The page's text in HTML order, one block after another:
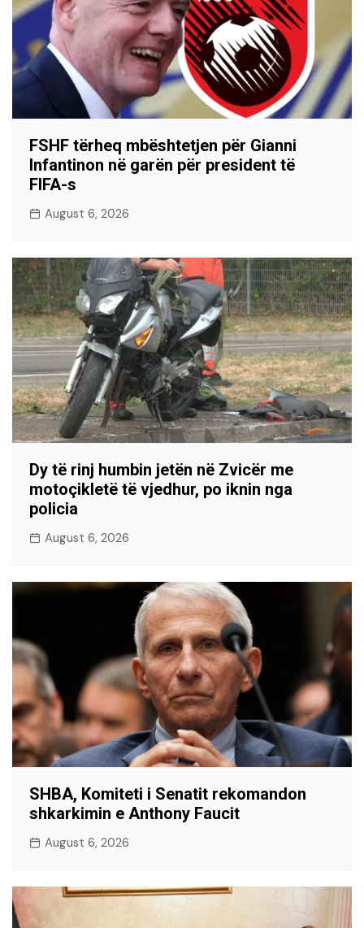
FSHF tërheq mbështetjen për Gianni
Infantinon në garën për president të
FIFA-s
August 6, 2026
Dy të rinj humbin jetën në Zvicër me
motoçikletë të vjedhur, po iknin nga
policia
August 6, 2026
SHBA, Komiteti i Senatit rekomandon
shkarkimin e Anthony Faucit
August 6, 2026